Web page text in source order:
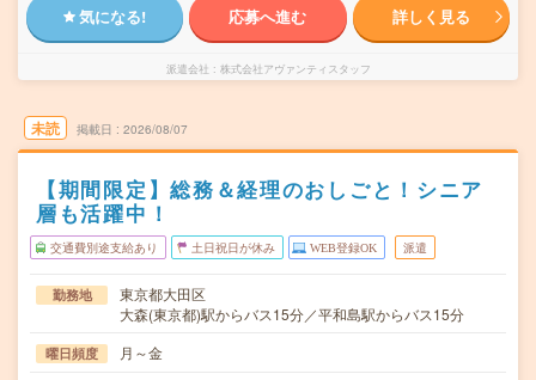
気になる! 応募へ進む 詳しく見る
派遣会社 株式会社アヴァンティスタッフ
未読 掲載日 2026/08/07
【期間限定】総務＆経理のおしごと！シニア
層も活躍中！
交通費別途支給あり 土日祝日が休み WEB登録OK 派遣
勤務地
東京都大田区
大森(東京都)駅からバス15分／平和島駅からバス15分
曜日頻度 月～金